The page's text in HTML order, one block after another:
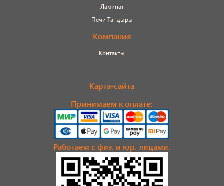
Ламинат
Печи Тандыры
Компания
Контакты
Карта-сайта
Принимаем к оплате:
Работаем с физ. и юр. лицами.